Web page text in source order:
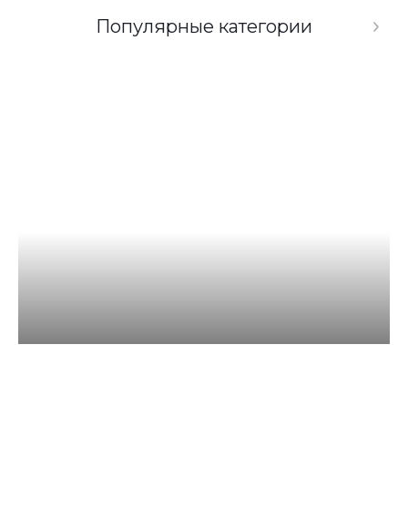
Популярные категории